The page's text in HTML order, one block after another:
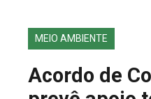
EDIÇÕES ANTERIORES
FALE CONOSCO
MEIO AMBIENTE
Acordo de